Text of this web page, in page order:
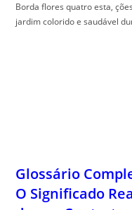
Borda flores quatro esta,
jardim colorido e saudável
Glossário
O Significado